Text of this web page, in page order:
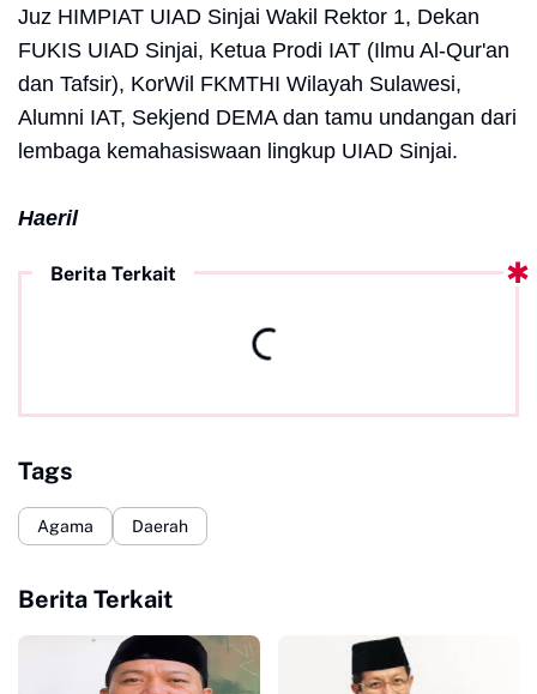
Juz HIMPIAT UIAD Sinjai Wakil Rektor 1, Dekan
FUKIS UIAD Sinjai, Ketua Prodi IAT (Ilmu Al-Qur'an
dan Tafsir), KorWil FKMTHI Wilayah Sulawesi,
Alumni IAT, Sekjend DEMA dan tamu undangan dari
lembaga kemahasiswaan lingkup UIAD Sinjai.
Haeril
Berita Terkait
Tags
Agama Daerah
Berita Terkait